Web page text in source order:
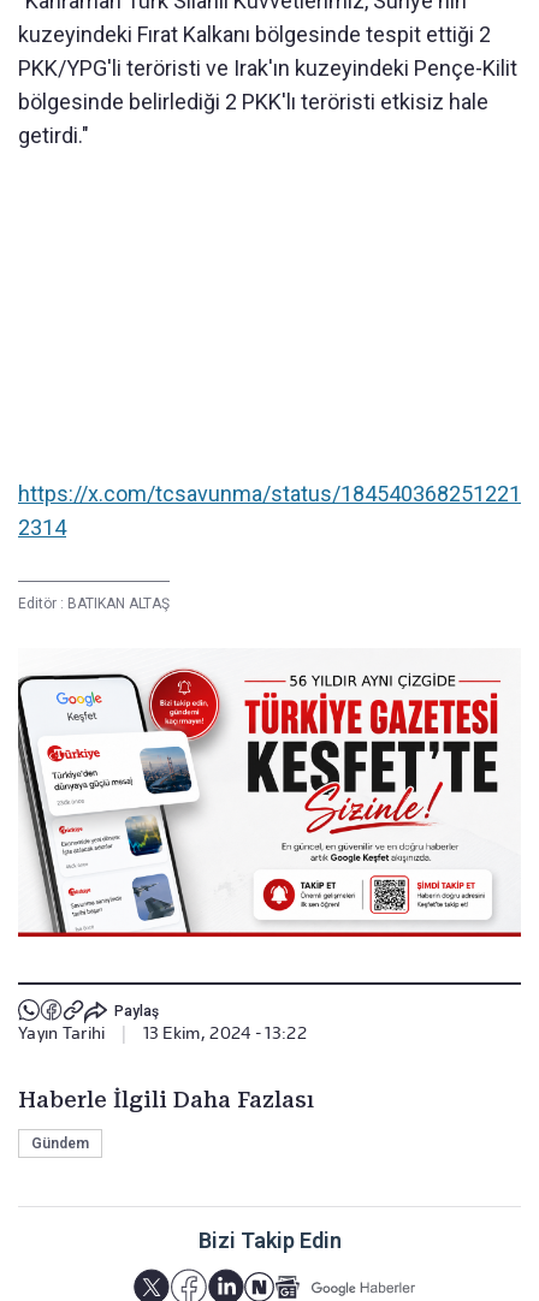
kuzeyindeki Fırat Kalkanı bölgesinde tespit ettiği 2
PKK/YPG'li teröristi ve Irak'ın kuzeyindeki Pençe-Kilit
bölgesinde belirlediği 2 PKK'lı teröristi etkisiz hale
getirdi."
https://x.com/tcsavunma/status/184540368251221
2314
Editör : BATIKAN ALTAŞ
Paylaş
Yayın Tarihi 13 Ekim, 2024 - 13:22
Haberle İlgili Daha Fazlası
Gündem
Bizi Takip Edin